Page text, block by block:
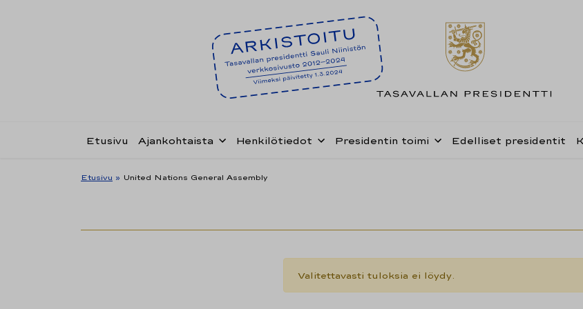
Etusivu Ajankohtaista Henkilötiedot Presidentin toimi Edelliset presidentit
Etusivu » United Nations General Assembly
Valitettavasti tuloksia ei löydy.